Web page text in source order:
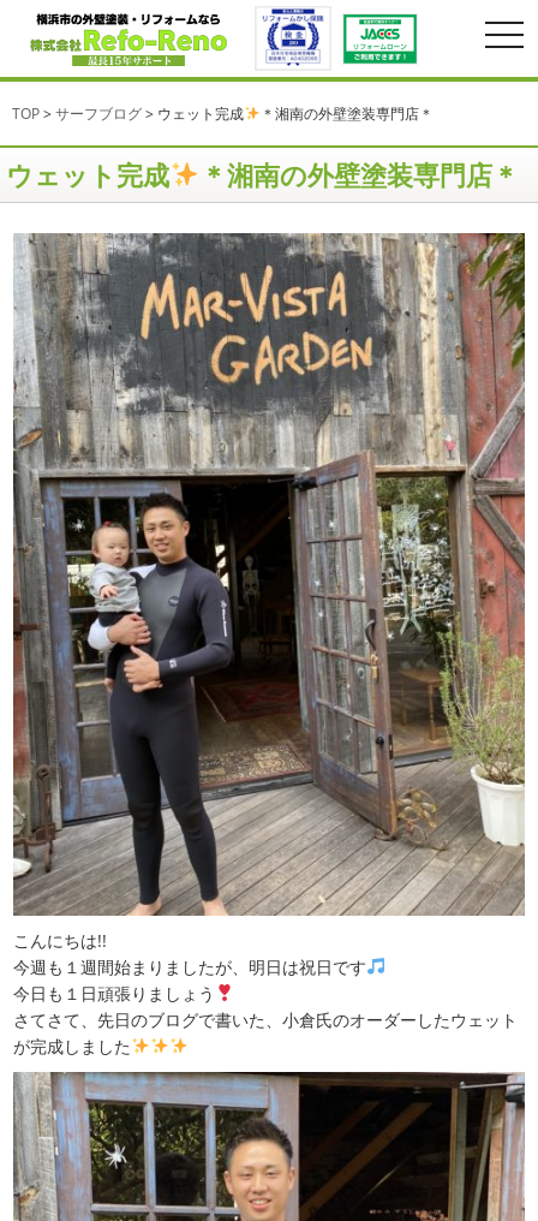
TOP>サーフブログ> ウェット完成 ＊湘南の外壁塗装専門店＊
ウェット完成 ＊湘南の外壁塗装専門店＊
こんにちは!!
今週も１週間始まりましたが、明日は祝日です
今日も１日頑張りましょう
さてさて、先日のブログで書いた、小倉氏のオーダーしたウェット
が完成しました